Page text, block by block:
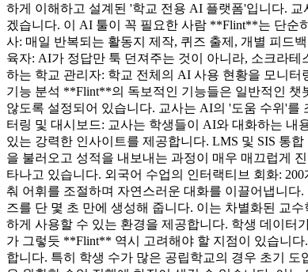
하게 이해하고 설계된 '학교 전용 AI 플랫폼'입니다.
겠습니다. 이 AI 툴이 꼭 필요한 사람 **Flint**는 단순
사: 매일 반복되는 활동지 제작, 퀴즈 출제, 개별 피드
육자: AI가 정답만 툭 던져주는 것이 아니라, 소크라
하는 학교 관리자: 학교 전체의 AI 사용 현황을 모니
기능 분석 **Flint**의 독보적인 기능들은 일반적인
않도록 설정되어 있습니다. 교사는 AI의 '도움 수위'를
터링 및 대시보드: 교사는 학생들이 AI와 대화하는 내
있는 강력한 인사이트를 제공합니다. LMS 및 SIS 통합
을 불러오고 성적을 내보내는 과정이 매우 매끄럽게
타나고 있습니다. 외국어 수업의 인터랙티브 회화:
춰 어휘를 조절하며 자연스러운 대화를 이끌어냅니
즈를 단 몇 초 만에 생성해 줍니다. 이는 차별화된 교
하게 사용할 수 있는 환경을 제공합니다. 학생 데이터
가 그렇듯 **Flint** 역시 고려해야 할 지점이 있습니
합니다. 특히 학생 수가 많은 공립학교의 경우 초기